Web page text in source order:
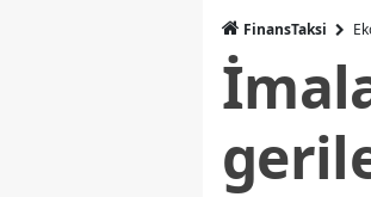
FinansTaksi